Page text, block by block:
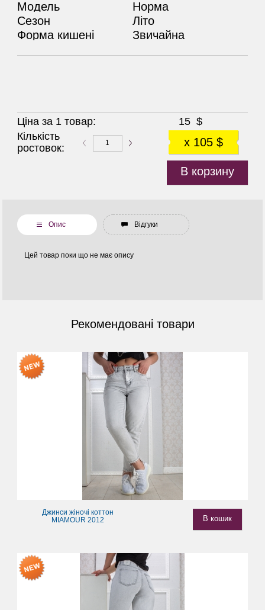
Модель
Норма
Сезон
Літо
Форма кишені
Звичайнa
Кількість
ростовок:
x 105 $
В корзину
Ціна за 1 товар: 15$
Опис Відгуки
Цей товар поки що не має опису
Рекомендовані товари
Джинси жіночі коттон
MIAMOUR 2012
В кошик